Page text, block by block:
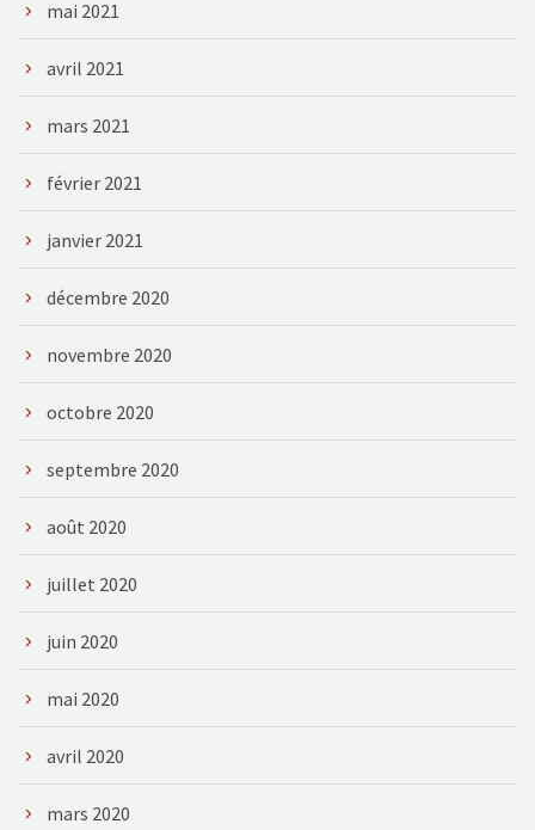
mai 2021
avril 2021
mars 2021
février 2021
janvier 2021
décembre 2020
novembre 2020
octobre 2020
septembre 2020
août 2020
juillet 2020
juin 2020
mai 2020
avril 2020
mars 2020